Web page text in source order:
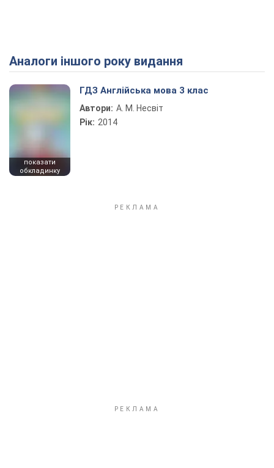
Play Video
Аналоги іншого року видання
показати
обкладинку
ГДЗ Англійська мова 3 клас
Автори: А. М. Несвіт
Рік: 2014